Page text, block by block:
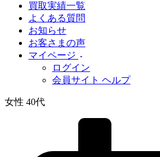
買取実績一覧
よくある質問
お知らせ
お客さまの声
マイページ
ログイン
会員サイト ヘルプ
女性 40代